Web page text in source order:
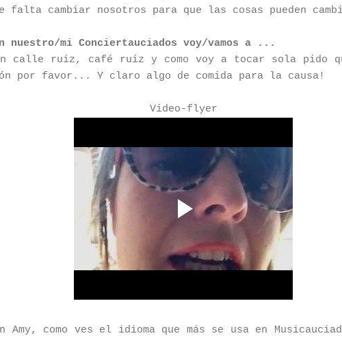
falta cambiar nosotros para que las cosas pueden
nuestro/mi Conciertauciados voy/vamos a ...
in calle ruiz, café ruiz y como voy a tocar sola pido
por favor... Y claro algo de comida para la causa!
Video-flyer
como ves el idioma que más se usa en